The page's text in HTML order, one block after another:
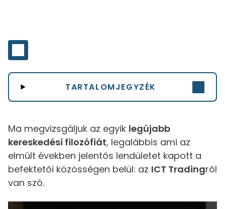
TARTALOMJEGYZÉK
Ma megvizsgáljuk az egyik legújabb
kereskedési filozófiát, legalábbis ami az
elmúlt években jelentős lendületet kapott a
befektetői közösségen belül: az ICT Tradingről
van szó.